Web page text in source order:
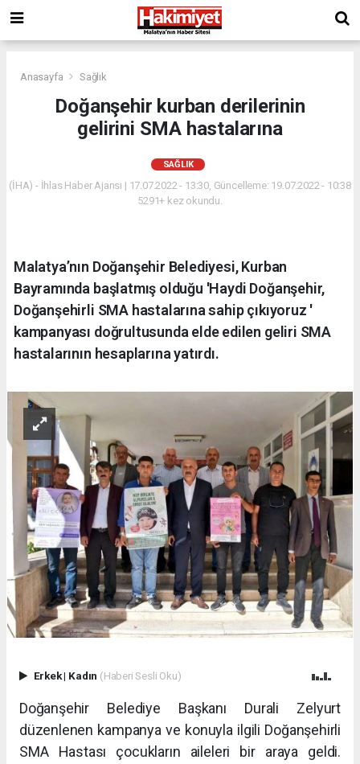
Anasayfa Sağlık
Doğanşehir kurban derilerinin
gelirini SMA hastalarına
SAĞLIK
(İHA) - İhlas Haber Ajansı | 17.07.2022 - 13:30, Güncelleme: 19.07.2022 - 10:38
5291+ kez okundu.
Malatya’nın Doğanşehir Belediyesi, Kurban
Bayramında başlatmış olduğu 'Haydi Doğanşehir,
Doğanşehirli SMA hastalarına sahip çıkıyoruz '
kampanyası doğrultusunda elde edilen geliri SMA
hastalarının hesaplarına yatırdı.
Erkek| Kadın (Haberi Sesli Oku)
Doğanşehir Belediye Başkanı Durali Zelyurt
düzenlenen kampanya ve konuyla ilgili Doğanşehirli
SMA Hastası çocukların aileleri bir araya geldi.